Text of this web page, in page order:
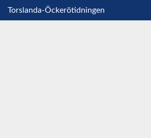
Torslanda-Öckerötidningen